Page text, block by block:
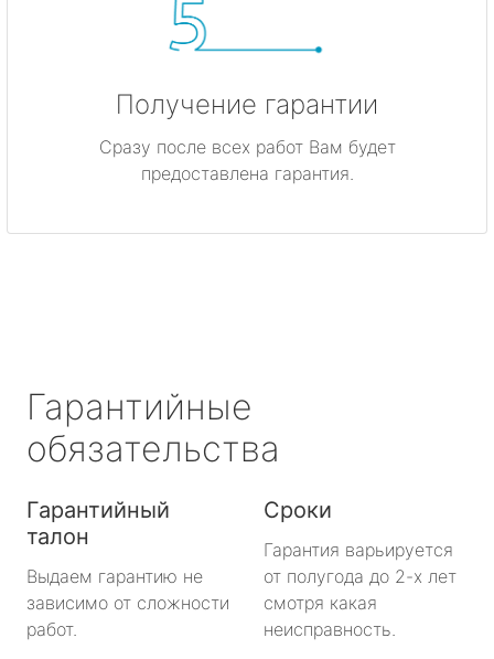
Получение гарантии
Сразу после всех работ Вам будет
предоставлена гарантия.
Гарантийные
обязательства
Гарантийный
талон
Выдаем гарантию не
зависимо от сложности
работ.
Сроки
Гарантия варьируется
от полугода до 2-х лет
смотря какая
неисправность.